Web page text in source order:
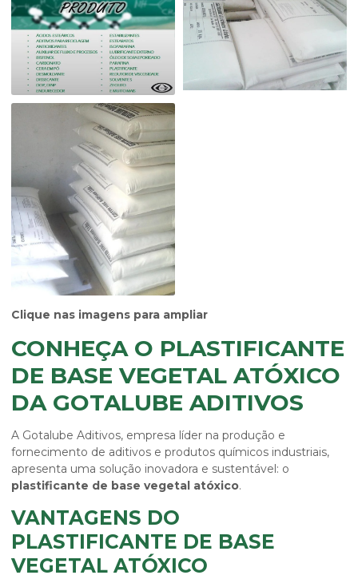
Clique nas imagens para ampliar
CONHEÇA O PLASTIFICANTE
DE BASE VEGETAL ATÓXICO
DA GOTALUBE ADITIVOS
A Gotalube Aditivos, empresa líder na produção e
fornecimento de aditivos e produtos químicos industriais,
apresenta uma solução inovadora e sustentável: o
plastificante de base vegetal atóxico.
VANTAGENS DO
PLASTIFICANTE DE BASE
VEGETAL ATÓXICO